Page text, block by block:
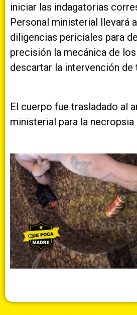
iniciar las indagatorias
Personal ministerial llevará
diligencias periciales para
precisión la mecánica de
descartar la intervención de
El cuerpo fue trasladado al
ministerial para la necropsia